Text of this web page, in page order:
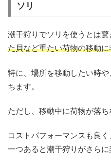
ソリ
潮干狩りでソリを使うとは驚
た貝など重たい荷物の移動
特に、場所を移動したい時
ちます。
ただし、移動中に荷物が落ち
コストパフォーマンスも良
一つあると潮干狩りがさらに